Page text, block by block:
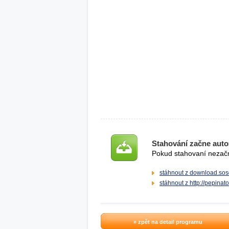
Stahování začne
Pokud stahovaní
stáhnout z
stáhnout z http://
» zpět na detail programu